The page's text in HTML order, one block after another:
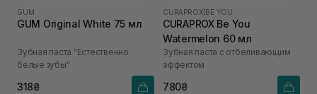
GUM
GUM Original White 75 мл
Зубная паста "Естественно
белые зубы"
318₴
CURAPROX BE YOU
CURAPROX Be You
Watermelon 60 мл
Зубная паста с отбеливающим
эффектом
780₴